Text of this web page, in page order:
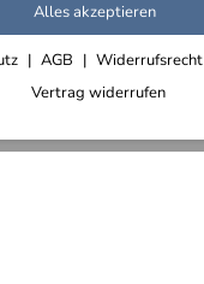
Alles akzeptieren
AGB Widerrufsrecht
Vertrag widerrufen